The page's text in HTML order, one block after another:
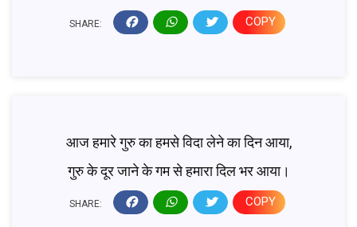
SHARE: COPY
आज हमारे गुरु का हमसे विदा लेने का दिन आया,
गुरु के दूर जाने के गम से हमारा दिल भर आया।
SHARE: COPY